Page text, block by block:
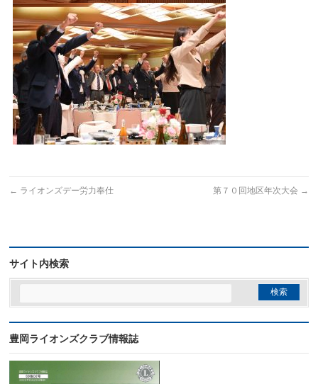
← ライオンズデー労力奉仕 第７０回地区年次大会 →
サイト内検索
豊岡ライオンズクラブ情報誌